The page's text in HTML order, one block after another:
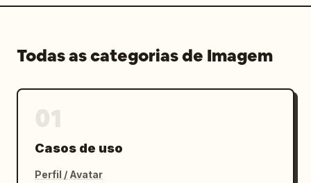
Todas as categorias de Imagem
Casos de uso
Perfil / Avatar